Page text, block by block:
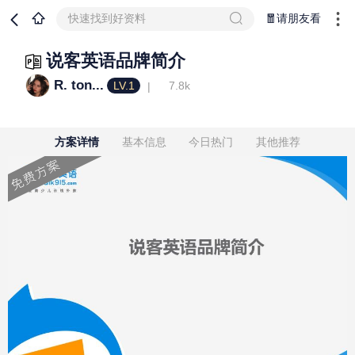
快速找到好资料 🧧请朋友看
说客英语品牌简介
R. ton... LV.1 7.8k
方案详情 基本信息 今日热门 其他推荐